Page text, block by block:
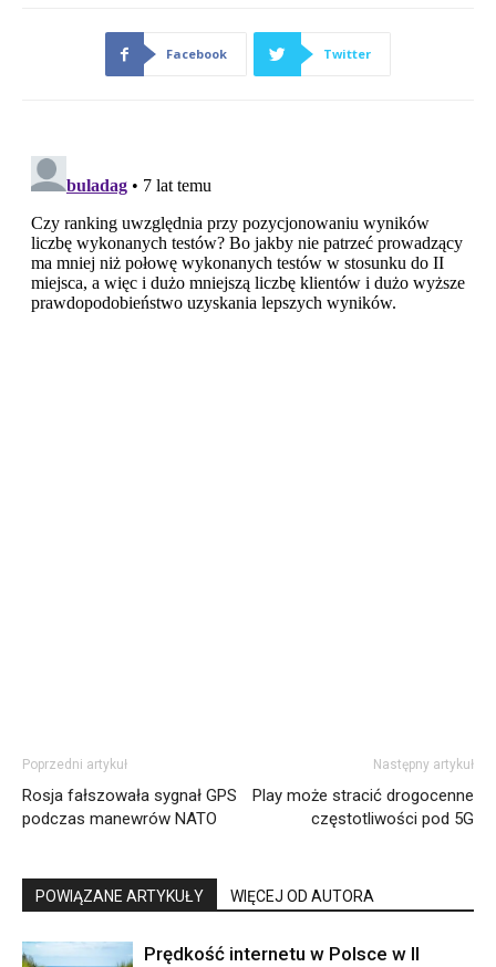
Facebook Twitter
Poprzedni artykuł
Rosja fałszowała sygnał GPS
podczas manewrów NATO
Następny artykuł
Play może stracić drogocenne
częstotliwości pod 5G
POWIĄZANE ARTYKUŁY WIĘCEJ OD AUTORA
Prędkość internetu w Polsce w II